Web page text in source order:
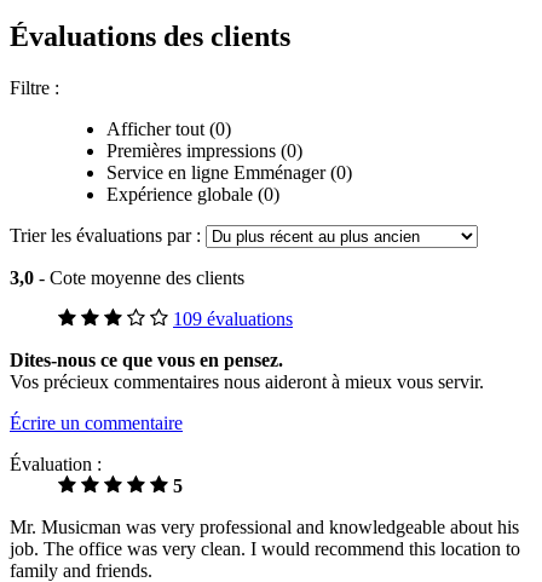
Évaluations des clients
Filtre :
Afficher tout (0)
Premières impressions (0)
Service en ligne Emménager (0)
Expérience globale (0)
Trier les évaluations par :
3,0 - Cote moyenne des clients
109 évaluations
Dites-nous ce que vous en pensez.
Vos précieux commentaires nous aideront à mieux vous servir.
Écrire un commentaire
Évaluation :
5
Mr. Musicman was very professional and knowledgeable about his
job. The office was very clean. I would recommend this location to
family and friends.